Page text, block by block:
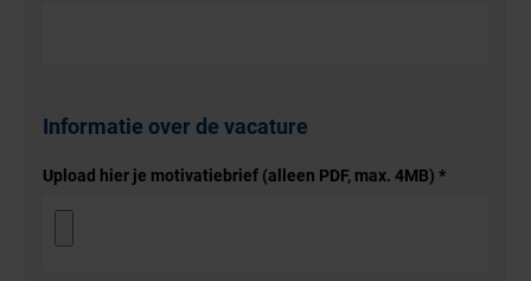
Informatie over de vacature
Upload hier je motivatiebrief (alleen PDF, max. 4MB)*